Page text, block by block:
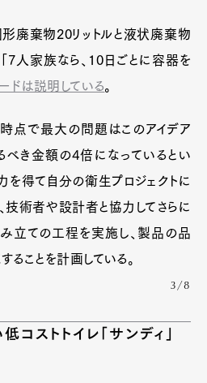
形廃棄物20リットルと液状廃棄物
7人家族なら、10日ごとに容器を
ドは説明している。
時点で最大の問題はこのアイデア
べき金額の4倍になっているとい
を得て自分の衛生プロジェクトに
技術者や設計者と協力してさらに
み立ての工程を実施し、製品の品
ことを計画している。
3/8
コストトイレ「サンディ」